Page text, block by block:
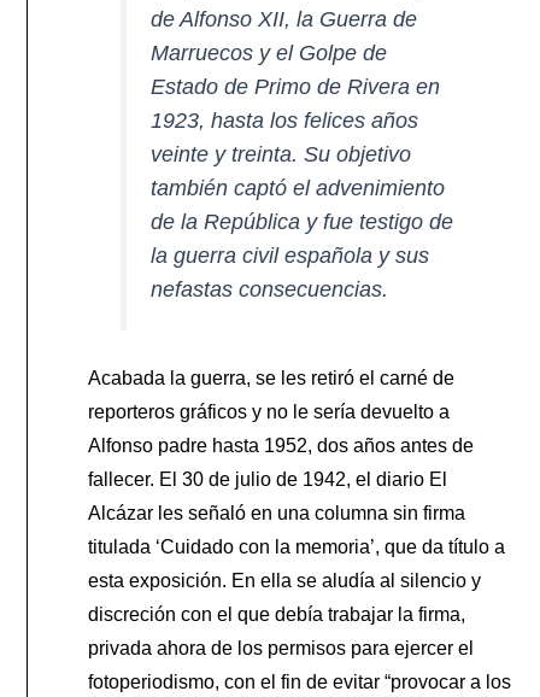
de Alfonso XII, la Guerra de
Marruecos y el Golpe de
Estado de Primo de Rivera en
1923, hasta los felices años
veinte y treinta. Su objetivo
también captó el advenimiento
de la República y fue testigo de
la guerra civil española y sus
nefastas consecuencias.
Acabada la guerra, se les retiró el carné de
reporteros gráficos y no le sería devuelto a
Alfonso padre hasta 1952, dos años antes de
fallecer. El 30 de julio de 1942, el diario El
Alcázar les señaló en una columna sin firma
titulada ‘Cuidado con la memoria’, que da título a
esta exposición. En ella se aludía al silencio y
discreción con el que debía trabajar la firma,
privada ahora de los permisos para ejercer el
fotoperiodismo, con el fin de evitar “provocar a los